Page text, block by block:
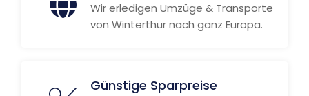
Wir erledigen Umzüge & Transporte
von Winterthur nach ganz Europa.
Günstige Sparpreise